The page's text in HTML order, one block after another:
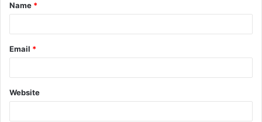
Name *
Email *
Website